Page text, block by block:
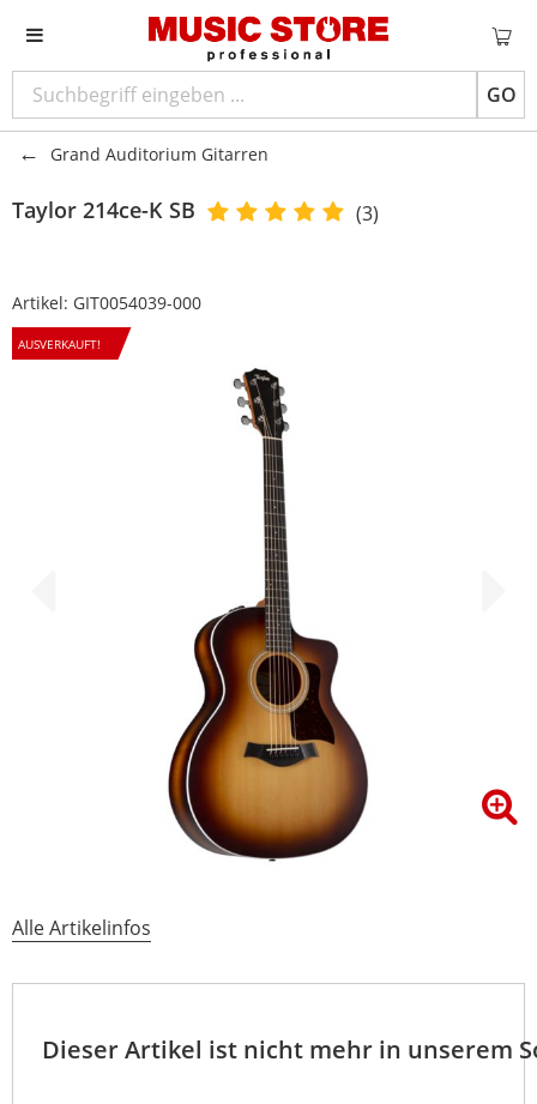
GO
Grand Auditorium Gitarren
Taylor 214ce-K SB (3)
Artikel: GIT0054039-000
AUSVERKAUFT!
Alle Artikelinfos
Dieser Artikel ist nicht mehr in unserem